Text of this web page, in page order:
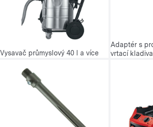
Vysavač průmyslový 40 l a více
Adaptér s
vrtací